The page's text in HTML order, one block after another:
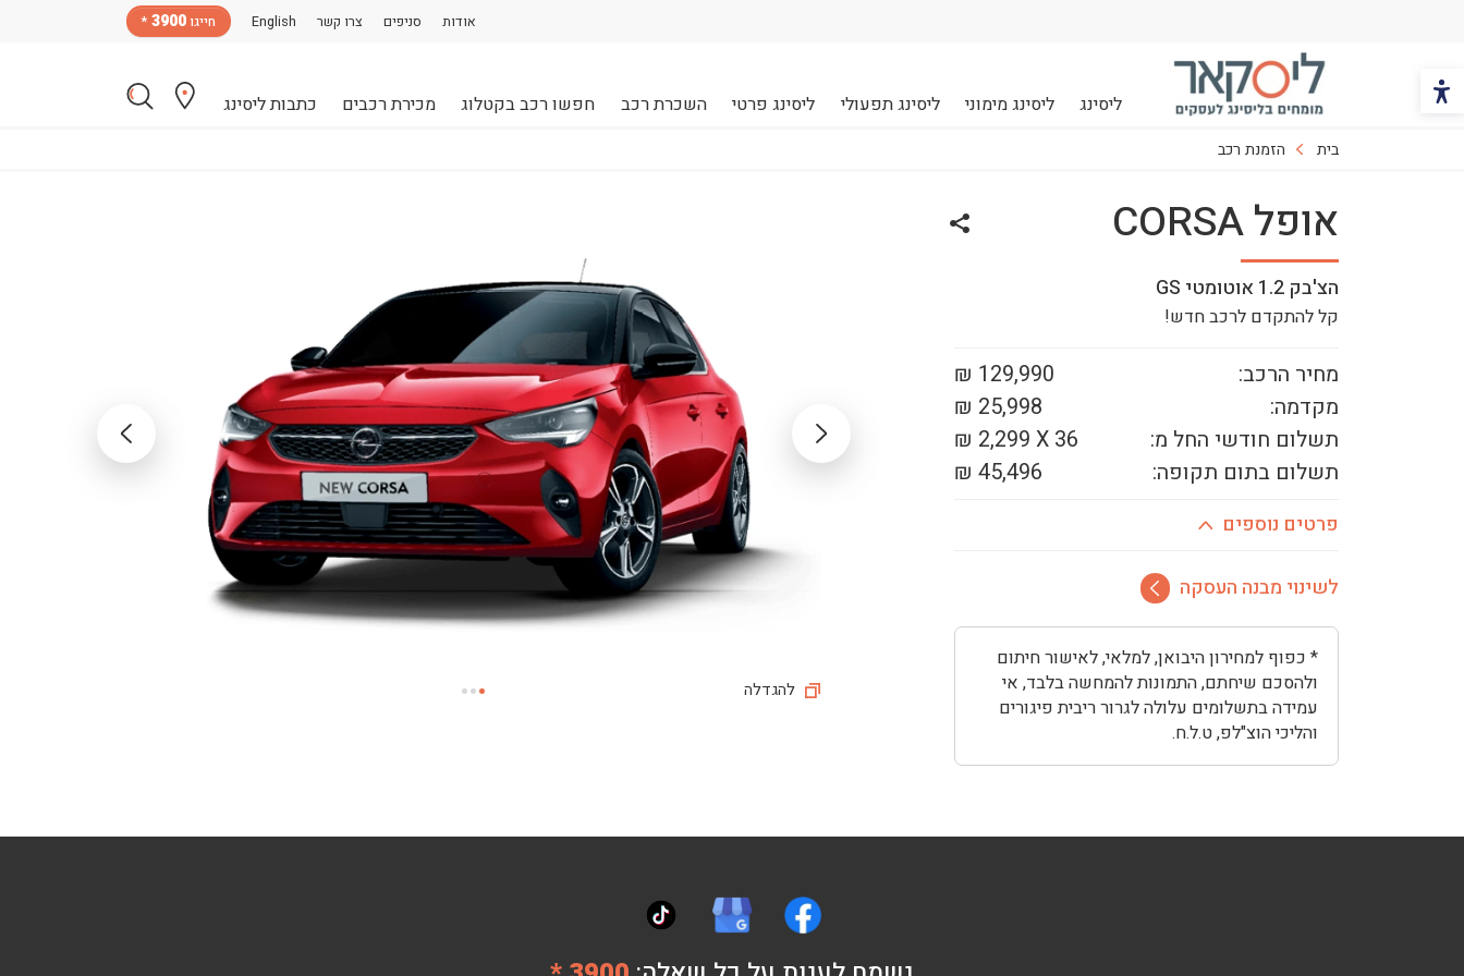
הכפתור משנה את צבעי הקונטרסט
אודות סניפים צרו קשר English חייגו 3900
*
ליסינג ליסינג מימוני ליסינג תפעולי ליסינג פרטי השכרת רכב חפשו רכב בקטלוג מכירת רכבים כתבות ליסינג
בית הזמנת רכב
להגדלה
אופל CORSA
הצ'בק 1.2 אוטומטי GS
קל להתקדם לרכב חדש!
שתף רכב אופל CORSA
מחיר הרכב:
129,990 ₪
מקדמה:
25,998 ₪
תשלום חודשי החל מ:
36
X
2,299 ₪
תשלום בתום תקופה:
45,496 ₪
פרטים נוספים
לשינוי מבנה העסקה
* כפוף למחירון היבואן, למלאי, לאישור חיתום
ולהסכם שיחתם, התמונות להמחשה בלבד, אי
עמידה בתשלומים עלולה לגרור ריבית פיגורים
והליכי הוצ"לפ, ט.ל.ח.